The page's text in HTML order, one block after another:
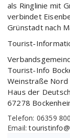
als Ringlinie mit
verbindet
Grünstadt nach
Tourist-
Tourist-Info
Weinstraße Nord
Haus der
67278
Telefon: 06359
Email: